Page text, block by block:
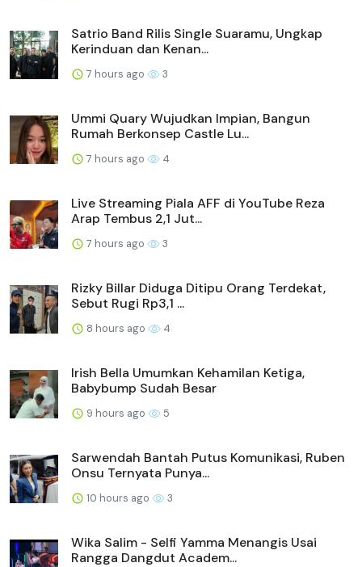
Satrio Band Rilis Single Suaramu, Ungkap
Kerinduan dan Kenan...
7 hours ago 3
Ummi Quary Wujudkan Impian, Bangun
Rumah Berkonsep Castle Lu...
7 hours ago 4
Live Streaming Piala AFF di YouTube Reza
Arap Tembus 2,1 Jut...
7 hours ago 3
Rizky Billar Diduga Ditipu Orang Terdekat,
Sebut Rugi Rp3,1 ...
8 hours ago 4
Irish Bella Umumkan Kehamilan Ketiga,
Babybump Sudah Besar
9 hours ago 5
Sarwendah Bantah Putus Komunikasi, Ruben
Onsu Ternyata Punya...
10 hours ago 3
Wika Salim - Selfi Yamma Menangis Usai
Rangga Dangdut Academ...